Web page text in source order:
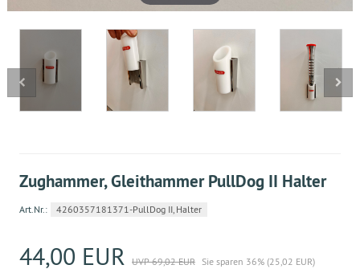
Zughammer, Gleithammer PullDog II Halter
Art.Nr.: 4260357181371-PullDog II, Halter
44,00 EUR UVP 69,02 EUR Sie sparen 36% (25,02 EUR)